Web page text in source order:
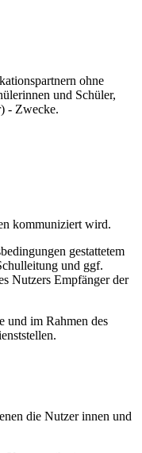
ohne
und Schüler,
- Zwecke.
kommuniziert wird.
gestattetem
und ggf.
Nutzers Empfänger der
und im Rahmen des
die Nutzer innen und